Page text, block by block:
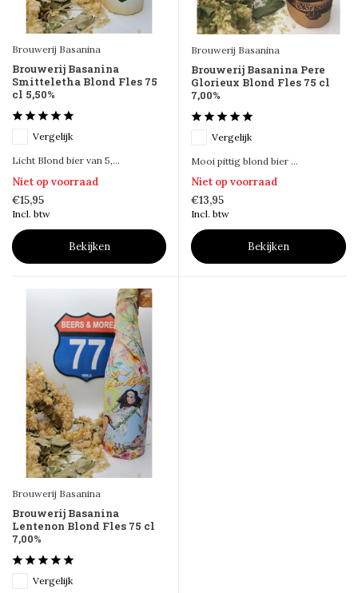
Brouwerij Basanina
Brouwerij Basanina
Smitteletha Blond Fles 75
cl 5,50%
Vergelijk
Licht Blond bier van 5,...
Niet op voorraad
€15,95
Incl. btw
Bekijken
Brouwerij Basanina
Brouwerij Basanina Pere
Glorieux Blond Fles 75 cl
7,00%
Vergelijk
Mooi pittig blond bier ...
Niet op voorraad
€13,95
Incl. btw
Bekijken
Brouwerij Basanina
Brouwerij Basanina
Lentenon Blond Fles 75 cl
7,00%
Vergelijk